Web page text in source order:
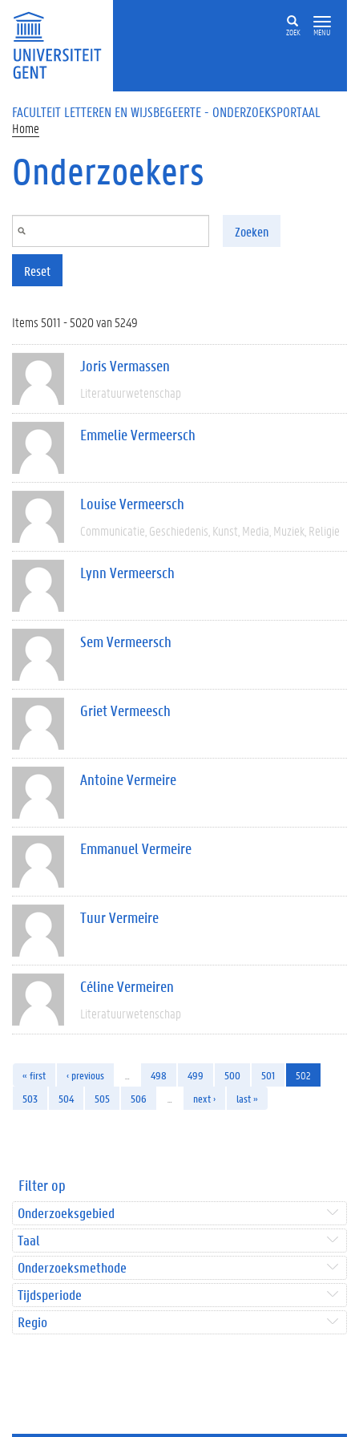
Overslaan en naar de inhoud gaan
ZOEK MENU
FACULTEIT LETTEREN EN WIJSBEGEERTE - ONDERZOEKSPORTAAL
Home
Onderzoekers
Zoeken
Reset
Items 5011 - 5020 van 5249
Joris Vermassen
Literatuurwetenschap
Emmelie Vermeersch
Louise Vermeersch
Communicatie Geschiedenis Kunst Media Muziek Religie
Lynn Vermeersch
Sem Vermeersch
Griet Vermeesch
Antoine Vermeire
Emmanuel Vermeire
Tuur Vermeire
Céline Vermeiren
Literatuurwetenschap
« first ‹ previous 498 499 500 501
502
503
504 505 506 next › last »
Filter op
Onderzoeksgebied
Taal
Onderzoeksmethode
Tijdsperiode
Regio